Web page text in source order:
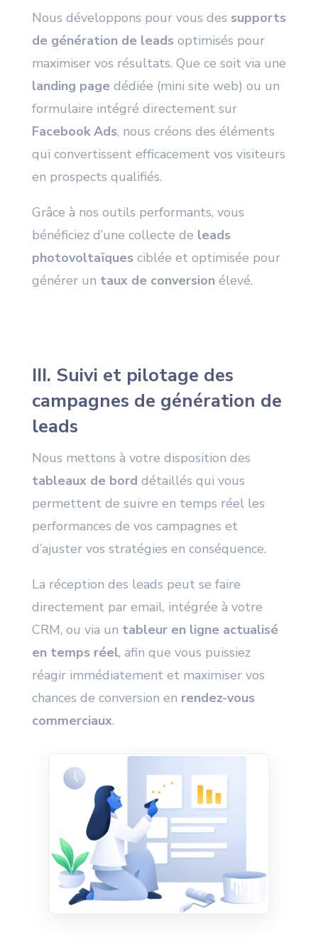
Nous développons pour vous des supports
de génération de leads optimisés pour
maximiser vos résultats. Que ce soit via une
landing pagedédiée (mini site web) ou un
formulaire intégré directement sur
Facebook Ads, nous créons des éléments
qui convertissent efficacement vos visiteurs
en prospects qualifiés.
Grâce à nos outils performants, vous
bénéficiez d’une collecte de leads
photovoltaïques ciblée et optimisée pour
générer un taux de conversionélevé.
III. Suivi et pilotage des
campagnes de génération de
leads
Nous mettons à votre disposition des
tableaux de bord détaillés qui vous
permettent de suivre en temps réel les
performances de vos campagnes et
d’ajuster vos stratégies en conséquence.
La réception des leads peut se faire
directement par email, intégrée à votre
CRM, ou via un tableur en ligne actualisé
en temps réel, afin que vous puissiez
réagir immédiatement et maximiser vos
chances de conversion en rendez-vous
commerciaux.